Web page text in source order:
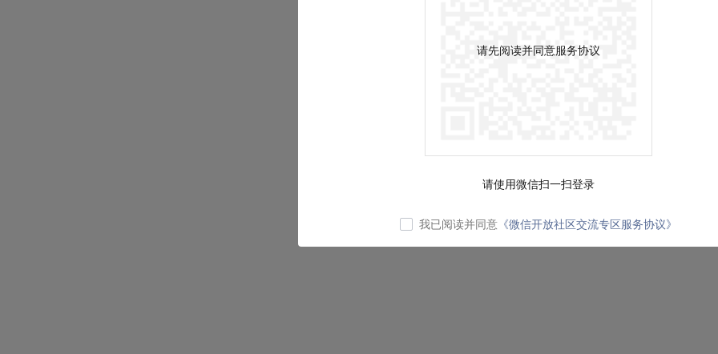
请先阅读并同意服务协议
请使用微信扫一扫登录
我已阅读并同意 《微信开放社区交流专区服务协议》